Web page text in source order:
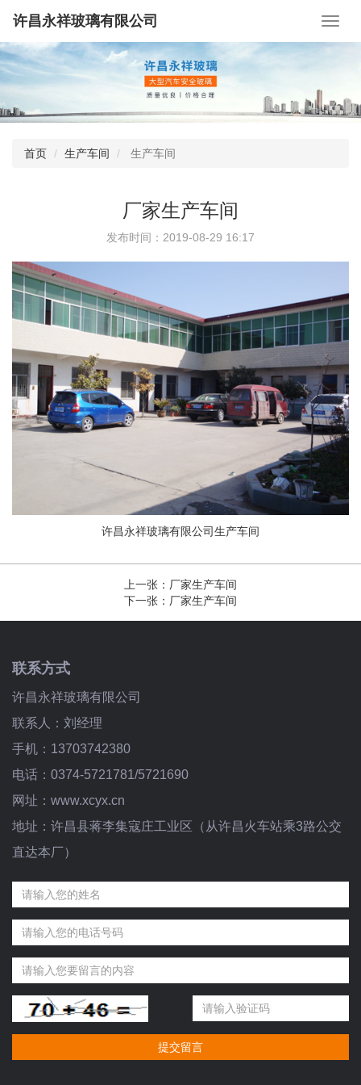
许昌永祥玻璃有限公司
首页 生产车间 生产车间
厂家生产车间
发布时间：2019-08-29 16:17
许昌永祥玻璃有限公司生产车间
上一张： 厂家生产车间
下一张： 厂家生产车间
联系方式
许昌永祥玻璃有限公司
联系人：刘经理
手机：13703742380
电话：0374-5721781/5721690
网址：www.xcyx.cn
地址：许昌县蒋李集寇庄工业区（从许昌火车站乘3路公交
直达本厂）
提交留言